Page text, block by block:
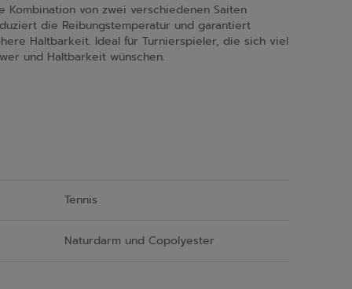
Kombination von zwei verschiedenen Saiten
die Reibungstemperatur und garantiert
Haltbarkeit. Ideal für Turnierspieler, die sich viel
und Haltbarkeit wünschen.
Tennis
Naturdarm und Copolyester